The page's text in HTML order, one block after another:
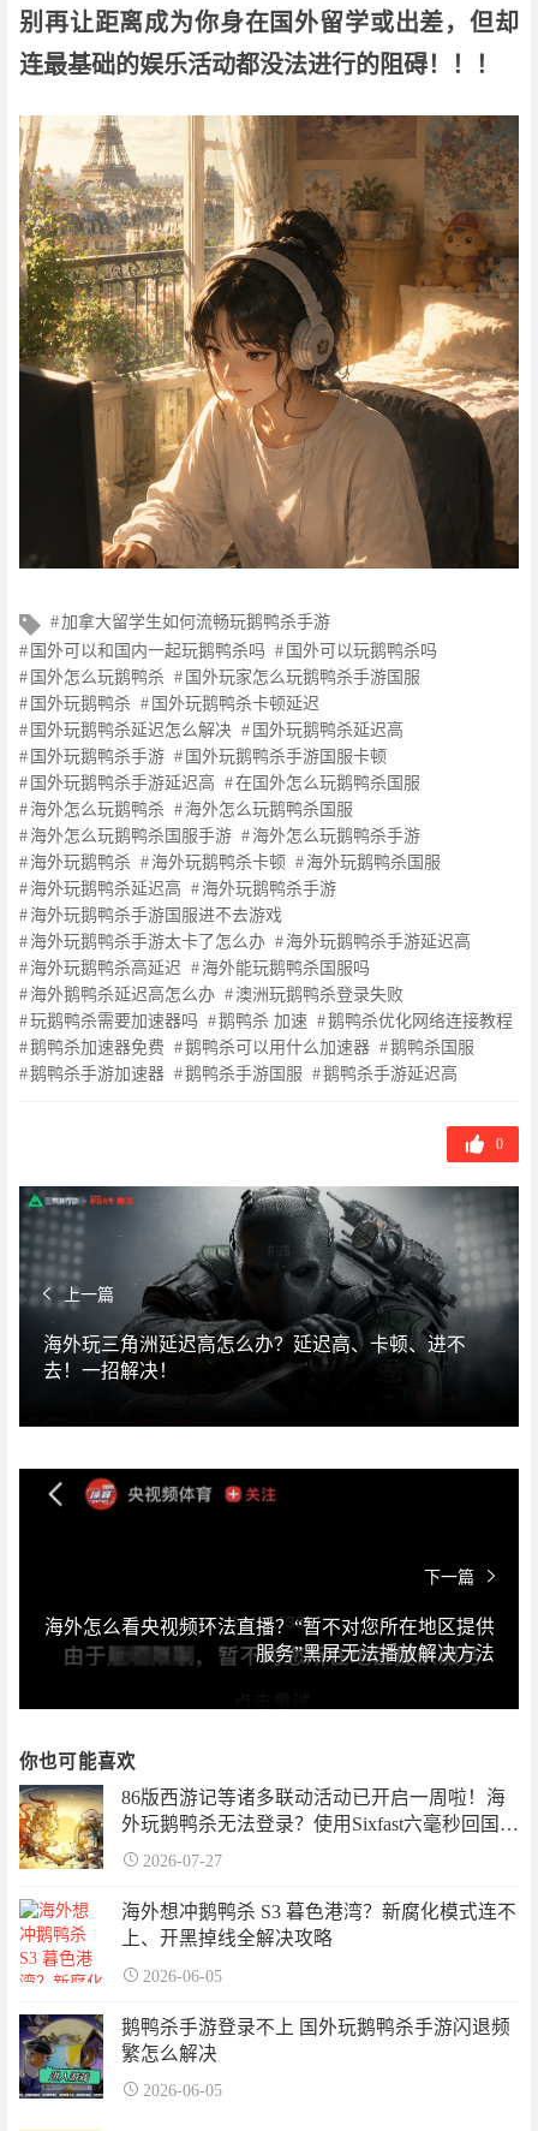
别再让距离成为你身在国外留学或出差，但却
连最基础的娱乐活动都没法进行的阻碍！！！
文
章
标
签
加拿大留学生如何流畅玩鹅鸭杀手游
国外可以和国内一起玩鹅鸭杀吗
国外可以玩鹅鸭杀吗
国外怎么玩鹅鸭杀
国外玩家怎么玩鹅鸭杀手游国服
国外玩鹅鸭杀
国外玩鹅鸭杀卡顿延迟
国外玩鹅鸭杀延迟怎么解决
国外玩鹅鸭杀延迟高
国外玩鹅鸭杀手游
国外玩鹅鸭杀手游国服卡顿
国外玩鹅鸭杀手游延迟高
在国外怎么玩鹅鸭杀国服
海外怎么玩鹅鸭杀
海外怎么玩鹅鸭杀国服
海外怎么玩鹅鸭杀国服手游
海外怎么玩鹅鸭杀手游
海外玩鹅鸭杀
海外玩鹅鸭杀卡顿
海外玩鹅鸭杀国服
海外玩鹅鸭杀延迟高
海外玩鹅鸭杀手游
海外玩鹅鸭杀手游国服进不去游戏
海外玩鹅鸭杀手游太卡了怎么办
海外玩鹅鸭杀手游延迟高
海外玩鹅鸭杀高延迟
海外能玩鹅鸭杀国服吗
海外鹅鸭杀延迟高怎么办
澳洲玩鹅鸭杀登录失败
玩鹅鸭杀需要加速器吗
鹅鸭杀 加速
鹅鸭杀优化网络连接教程
鹅鸭杀加速器免费
鹅鸭杀可以用什么加速器
鹅鸭杀国服
鹅鸭杀手游加速器
鹅鸭杀手游国服 鹅鸭杀手游延迟高
0
上一篇
海外玩三角洲延迟高怎么办？延迟高、卡顿、进不
去！一招解决！
下一篇
海外怎么看央视频环法直播？“暂不对您所在地区提供
服务”黑屏无法播放解决方法
你也可能喜欢
86版西游记等诸多联动活动已开启一周啦！海
外玩鹅鸭杀无法登录？使用Sixfast六毫秒回国加
速器一招告别高延迟，畅享丝滑游戏体验！
2026-07-27
海外想冲鹅鸭杀 S3 暮色港湾？新腐化模式连不
上、开黑掉线全解决攻略
2026-06-05
鹅鸭杀手游登录不上 国外玩鹅鸭杀手游闪退频
繁怎么解决
2026-06-05